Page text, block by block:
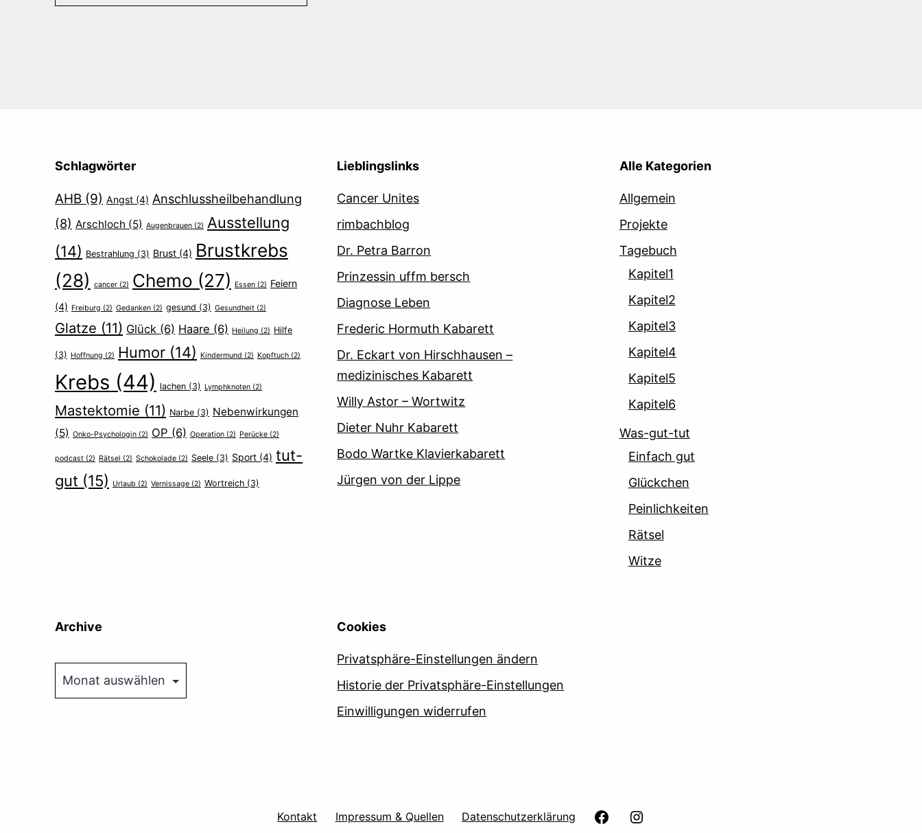
Schlagwörter
AHB (9) Angst (4) Anschlussheilbehandlung
(8) Arschloch (5) Augenbrauen (2) Ausstellung
(14) Bestrahlung (3) Brust (4) Brustkrebs
(28)
cancer (2) Chemo (27) Essen (2) Feiern
(4) Freiburg (2) Gedanken (2) gesund (3) Gesundheit (2)
Glatze (11) Glück (6) Haare (6) Heilung (2) Hilfe
(3) Hoffnung (2) Humor (14) Kindermund (2) Kopftuch (2)
Krebs (44) lachen (3) Lymphknoten (2)
Mastektomie (11) Narbe (3) Nebenwirkungen
(5) Onko-Psychologin (2) OP (6) Operation (2) Perücke (2)
podcast (2) Rätsel (2) Schokolade (2) Seele (3) Sport (4) tut-
gut (15) Urlaub (2) Vernissage (2) Wortreich (3)
Lieblingslinks
Cancer Unites
rimbachblog
Dr. Petra Barron
Prinzessin uffm bersch
Diagnose Leben
Frederic Hormuth Kabarett
Dr. Eckart von Hirschhausen –
medizinisches Kabarett
Willy Astor – Wortwitz
Dieter Nuhr Kabarett
Bodo Wartke Klavierkabarett
Jürgen von der Lippe
Alle Kategorien
Allgemein
Projekte
Tagebuch
Kapitel1
Kapitel2
Kapitel3
Kapitel4
Kapitel5
Kapitel6
Was-gut-tut
Einfach gut
Glückchen
Peinlichkeiten
Rätsel
Witze
Archive Cookies
Privatsphäre-Einstellungen ändern
Historie der Privatsphäre-Einstellungen
Einwilligungen widerrufen
Kontakt Impressum & Quellen Datenschutzerklärung facebook